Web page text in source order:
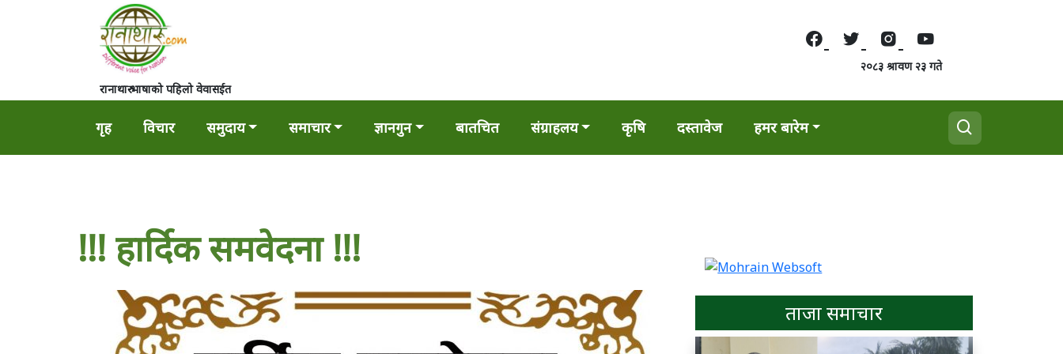
रानाथारु भाषाको पहिलो वेवासईत
२०८३ श्रावण २३ गते
गृह विचार समुदाय समाचार ज्ञानगुन बातचित संग्राहलय कृषि दस्तावेज हमर बारेम
!!! हार्दिक समवेदना !!!
ताजा समाचार